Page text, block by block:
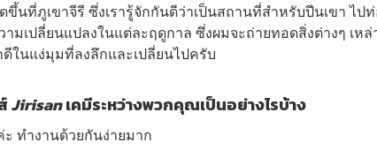
นที่ภูเขาจีรี ซึ่งเรารู้จักกันดีว่าเป็นสถานที่สำหรับปีนเขา ไป
มเปลี่ยนแปลงในแต่ละฤดูกาล ซึ่งผมจะถ่ายทอดสิ่งต่างๆ เห
ในแง่มุมที่ลงลึกและเปลี่ยนไปครับ
Jirisanเคมีระหว่างพวกคุณเป็นอย่างไรบ้าง
ะ ทำงานด้วยกันง่ายมาก